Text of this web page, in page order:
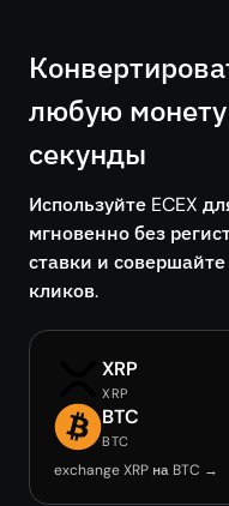
любую
секунды
Используйте ECEX
мгновенно без
ставки и
кликов.
XRP
XRP
BTC
BTC
exchange XRP на BTC →